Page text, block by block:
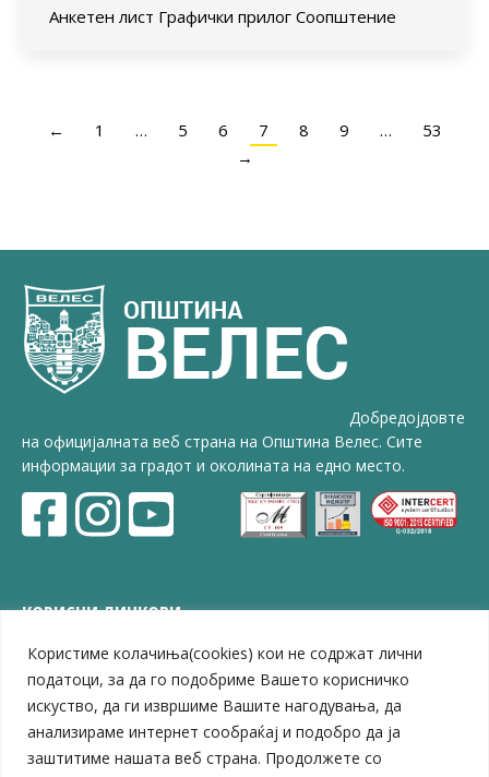
Користиме колачиња(cookies) кои не содржат лични
податоци, за да го подобриме Вашето корисничко
искуство, да ги извршиме Вашите нагодувања, да
анализираме интернет сообраќај и подобро да ја
заштитиме нашата веб страна. Продолжете со
Анкетен лист Графички прилог Соопштение
← 1 … 5 6 7 8 9 …
53
→
Добредојдовте
на официјалната веб страна на Општина Велес. Сите
информации за градот и околината на едно место.
КОРИСНИ ЛИНКОВИ
ЗЕЛС – Заедница на единиците на локална самоуправа
Центар за развој на Вардарски плански регион
Јавно комунално претпријатие „Дервен“
ЈПССО „Парк – спорт и паркинзи“